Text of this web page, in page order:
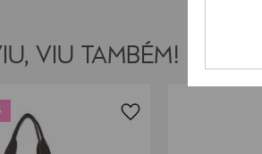
VIU TAMBÉM!